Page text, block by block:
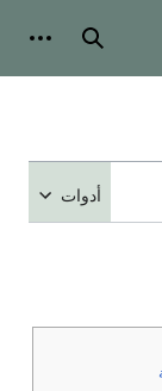
بحث
أدوات